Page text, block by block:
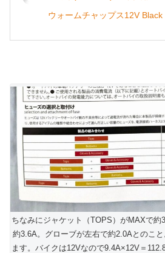
ウォームチャップス12V
ちなみにジャケット（TOPS）がMAXで
約3.6A。グローブが左右で約2.0Aとのこ
ます。バイクは12Vなので9.4A×12V＝